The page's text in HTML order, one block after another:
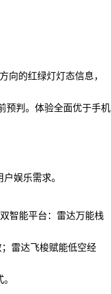
向的红绿灯灯态信息，
预判。体验全面优于手机
娱乐需求。
智能平台：雷达万能栈
雷达飞梭赋能低空经